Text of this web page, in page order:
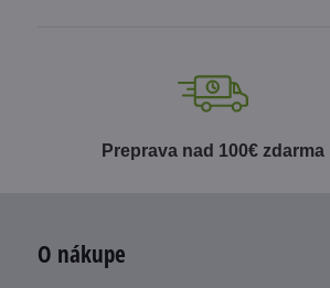
Preprava nad 100€ zdarma
O nákupe